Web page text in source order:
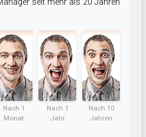
seit mehr als 20 Jahren
Nach 1
Monat
Nach 1
Jahr
Nach 10
Jahren